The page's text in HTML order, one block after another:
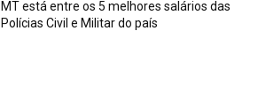
MT está entre os 5 melhores salários das
Polícias Civil e Militar do país